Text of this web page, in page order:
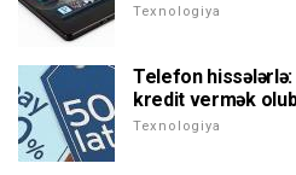
Texnologiya
Telefon hissələrlə:
kredit vermək
Texnologiya